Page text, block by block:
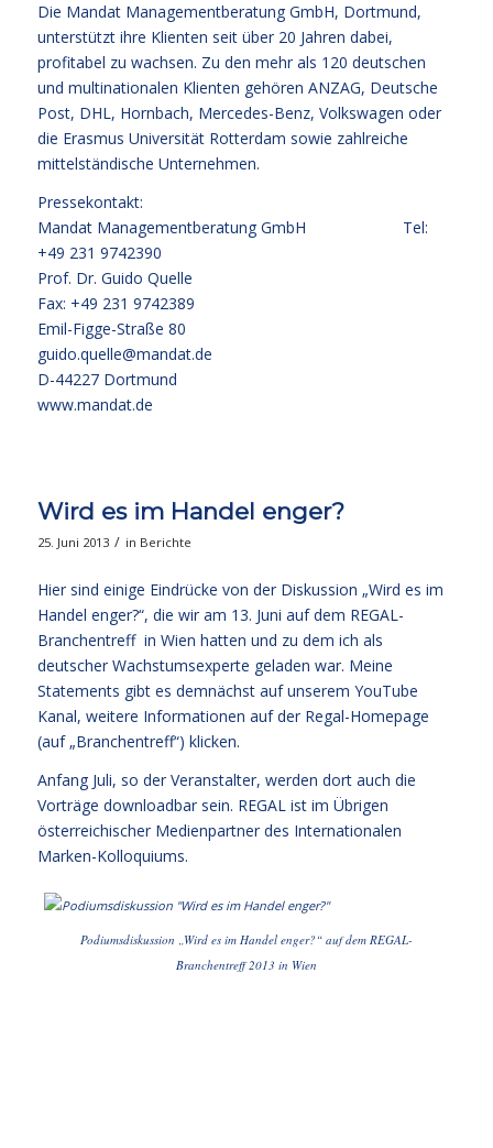
Die Mandat Managementberatung GmbH, Dortmund,
unterstützt ihre Klienten seit über 20 Jahren dabei,
profitabel zu wachsen. Zu den mehr als 120 deutschen
und multinationalen Klienten gehören ANZAG, Deutsche
Post, DHL, Hornbach, Mercedes-Benz, Volkswagen oder
die Erasmus Universität Rotterdam sowie zahlreiche
mittelständische Unternehmen.
Pressekontakt:
Mandat Managementberatung GmbH Tel:
+49 231 9742390
Prof. Dr. Guido Quelle
Fax: +49 231 9742389
Emil-Figge-Straße 80
guido.quelle@mandat.de
D-44227 Dortmund
www.mandat.de
Wird es im Handel enger?
25. Juni 2013 / in Berichte
Hier sind einige Eindrücke von der Diskussion „Wird es im
Handel enger?“, die wir am 13. Juni auf dem REGAL-
Branchentreff in Wien hatten und zu dem ich als
deutscher Wachstumsexperte geladen war. Meine
Statements gibt es demnächst auf unserem YouTube
Kanal, weitere Informationen auf der Regal-Homepage
(auf „Branchentreff“) klicken.
Anfang Juli, so der Veranstalter, werden dort auch die
Vorträge downloadbar sein. REGAL ist im Übrigen
österreichischer Medienpartner des Internationalen
Marken-Kolloquiums.
Podiumsdiskussion „Wird es im Handel enger?“ auf dem REGAL-
Branchentreff 2013 in Wien